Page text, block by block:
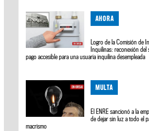
AHORA
Logro de la Comisión de
Inquilinas: reconexión
pago accesible para una usuaria inquilina desempleada
MULTA
El ENRE sancionó a la
de dejar sin luz a todo el
macrismo